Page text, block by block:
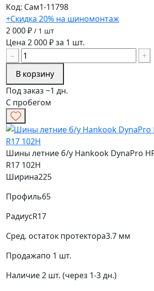
Код: Сам1-11798
+Скидка 20% на шиномонтаж
2 000 ₽ / 1 шт
Цена 2 000 ₽ за 1 шт.
−
+
В корзину
Под заказ ~1 дн.
С пробегом
Шины летние б/у Hankook DynaPro
R17 102H
Ширина225
Профиль65
РадиусR17
Сред. остаток протектора3.7 мм
Продажапо 1 шт.
Наличие2 шт. (через 1-3 дн.)